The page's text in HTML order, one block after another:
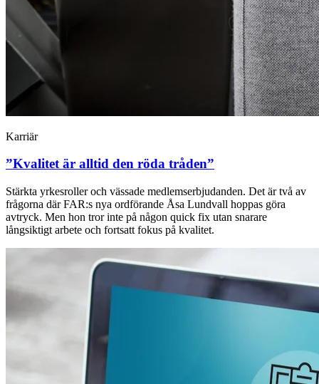
Karriär
”Kvalitet är alltid den röda tråden”
Stärkta yrkesroller och vässade medlemserbjudanden. Det är två av
frågorna där FAR:s nya ordförande Åsa Lundvall hoppas göra
avtryck. Men hon tror inte på någon quick fix utan snarare
långsiktigt arbete och fortsatt fokus på kvalitet.